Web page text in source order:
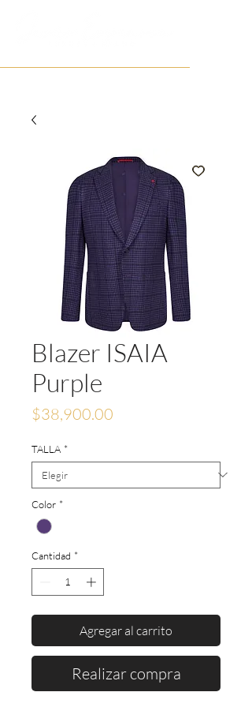
Blazer ISAIA
Purple
$38,900.00
TALLA *
Color *
Cantidad *
Agregar al carrito
Realizar compra